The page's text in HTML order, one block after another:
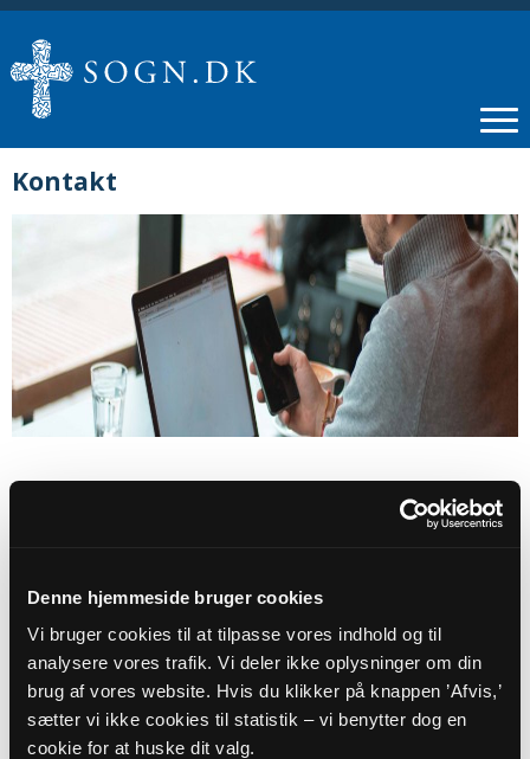
Denne hjemmeside bruger cookies
Vi bruger cookies til at tilpasse vores indhold og til
analysere vores trafik. Vi deler ikke oplysninger om din
brug af vores website. Hvis du klikker på knappen ’Afvis,’
sætter vi ikke cookies til statistik – vi benytter dog en
cookie for at huske dit valg.
Kontakt
Tlf: 29449056
Fri hver mandag
Sognets officielle E-mail:
soellinge.sogn@km.dk